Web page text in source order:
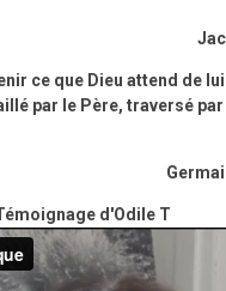
ce que Dieu attend de
par le Père, traversé
d'Odile T